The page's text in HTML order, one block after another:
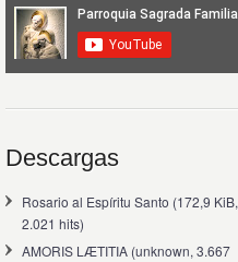
Descargas
Rosario al Espíritu Santo (172,9 KiB,
2.021 hits)
AMORIS LÆTITIA (unknown, 3.667